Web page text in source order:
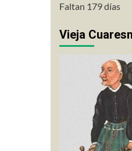
Faltan 179 días
Vieja